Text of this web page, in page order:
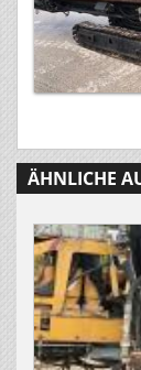
ÄHNLICHE